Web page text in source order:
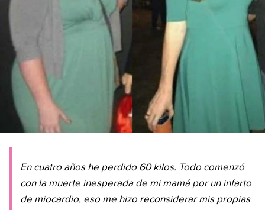
En cuatro años he perdido 60 kilos. Todo comenzó
con la muerte inesperada de mi mamá por un infarto
de miocardio, eso me hizo reconsiderar mis propias